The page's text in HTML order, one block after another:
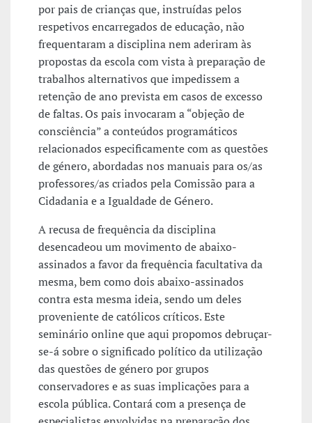
por pais de crianças que, instruídas pelos
respetivos encarregados de educação, não
frequentaram a disciplina nem aderiram às
propostas da escola com vista à preparação de
trabalhos alternativos que impedissem a
retenção de ano prevista em casos de excesso
de faltas. Os pais invocaram a “objeção de
consciência” a conteúdos programáticos
relacionados especificamente com as questões
de género, abordadas nos manuais para os/as
professores/as criados pela Comissão para a
Cidadania e a Igualdade de Género.
A recusa de frequência da disciplina
desencadeou um movimento de abaixo-
assinados a favor da frequência facultativa da
mesma, bem como dois abaixo-assinados
contra esta mesma ideia, sendo um deles
proveniente de católicos críticos. Este
seminário online que aqui propomos debruçar-
se-á sobre o significado político da utilização
das questões de género por grupos
conservadores e as suas implicações para a
escola pública. Contará com a presença de